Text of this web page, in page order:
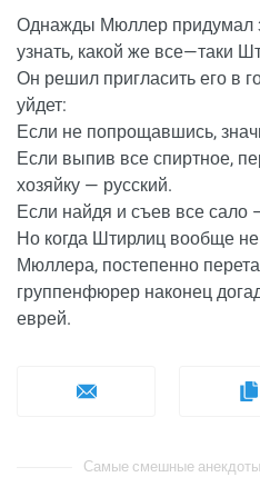
Однажды Мюллер придумал
узнать, какой же все—таки
Он решил пригласить его в
уйдет:
Если не попрощавшись,
Если выпив все спиртное,
хозяйку — русский.
Если найдя и съев все сало
Но когда Штирлиц вообще
Мюллера, постепенно
группенфюрер наконец
еврей.
Самые смешные анекдоты